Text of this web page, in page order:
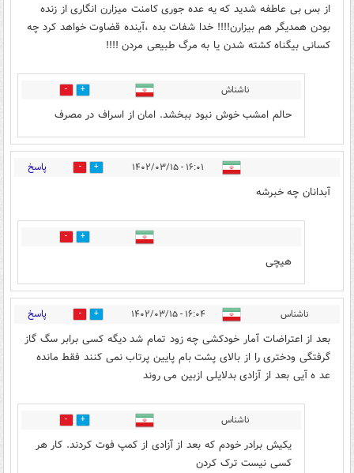
از بس بی عاطفه شدید که یه عده جوری کامنت میزارن انگاری از زنده
بودن همدیگر هم بیزارن!!!! خدا شفات بده ،آینده قضاوت خواهد کرد چه
کسانی بیگناه کشته شدن یا به مرگ طبیعی مردن !!!!
ناشناش 0
حالم امشب خوش نبود ببخشد. امان از اسراف در مصرف
۱۶:۰۱ - ۱۴۰۲/۰۳/۱۵ 0 پاسخ
آبدانان چه خبرشه
0
هیچی
ناشناس ۱۶:۰۴ - ۱۴۰۲/۰۳/۱۵ 5 پاسخ
بعد از اعتراضات آمار خودکشی چه زود تمام شد دیگه کسی برابر سگ گاز
گرفتگی ودختری را از بالای پشت بام پایین پرتاب نمی کنند فقط مانده
عد ه آیی بعد از آزادی بدلایلی ازبین می روند
ناشناس 0
یکیش برادر خودم که بعد از آزادی از کمپ فوت کردند. کار هر
کسی نیست ترک کردن